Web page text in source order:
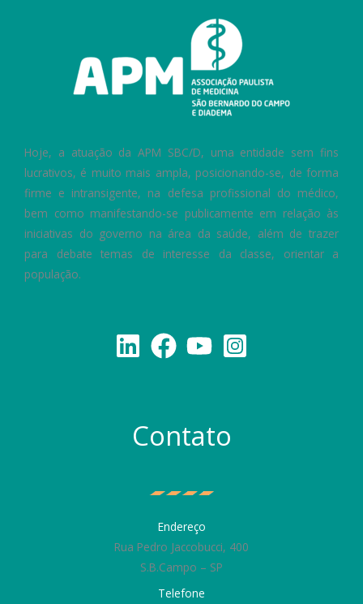
Hoje, a atuação da APM SBC/D, uma entidade sem fins
lucrativos, é muito mais ampla, posicionando-se, de forma
firme e intransigente, na defesa profissional do médico,
bem como manifestando-se publicamente em relação às
iniciativas do governo na área da saúde, além de trazer
para debate temas de interesse da classe, orientar a
população.
Contato
Endereço
Rua Pedro Jaccobucci, 400
S.B.Campo – SP
Telefone